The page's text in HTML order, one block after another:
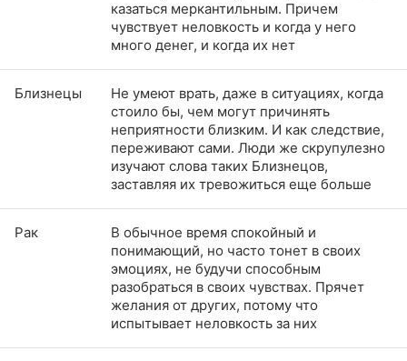
казаться меркантильным. Причем
чувствует неловкость и когда у него
много денег, и когда их нет
Близнецы
Не умеют врать, даже в ситуациях, когда
стоило бы, чем могут причинять
неприятности близким. И как следствие,
переживают сами. Люди же скрупулезно
изучают слова таких Близнецов,
заставляя их тревожиться еще больше
Рак
В обычное время спокойный и
понимающий, но часто тонет в своих
эмоциях, не будучи способным
разобраться в своих чувствах. Прячет
желания от других, потому что
испытывает неловкость за них